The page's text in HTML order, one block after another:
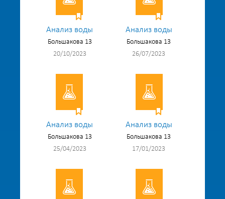
Анализ воды
Большакова 13
20/10/2023
Анализ воды
Большакова 13
26/07/2023
Анализ воды
Большакова 13
25/04/2023
Анализ воды
Большакова 13
17/01/2023